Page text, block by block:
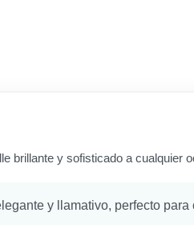
brillante y sofisticado a cualquier
y llamativo, perfecto